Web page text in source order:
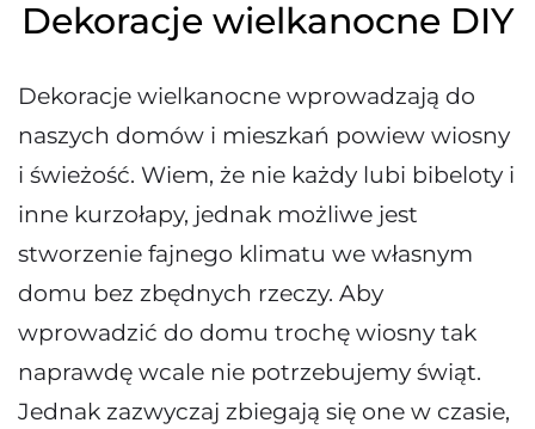
Dekoracje wielkanocne DIY
Dekoracje wielkanocne wprowadzają do
naszych domów i mieszkań powiew wiosny
i świeżość. Wiem, że nie każdy lubi bibeloty i
inne kurzołapy, jednak możliwe jest
stworzenie fajnego klimatu we własnym
domu bez zbędnych rzeczy. Aby
wprowadzić do domu trochę wiosny tak
naprawdę wcale nie potrzebujemy świąt.
Jednak zazwyczaj zbiegają się one w czasie,